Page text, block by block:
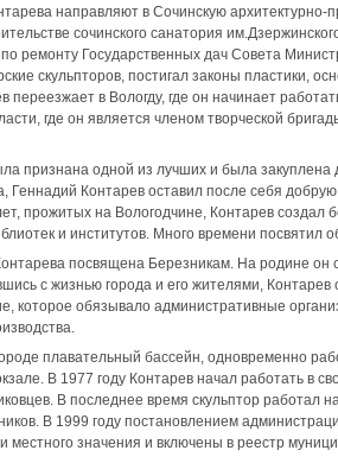
направляют в Сочинскую архитектурно-
сочинского санатория
ремонту Государственных дач Совета
скульпторов, постигал законы пластики,
переезжает в Вологду, где он начинает
где он является членом творческой
признана одной из лучших и была
Геннадий Контарев оставил после себя
прожитых на Вологодчине, Контарев
и институтов. Много времени посвятил
посвящена Березникам. На родине он
с жизнью города и его жителями, Контарев
которое обязывало административные
плавательный бассейн, одновременно
В 1977 году Контарев начал работать в
В последнее время скульптор работал
В 1999 году постановлением
значения и включены в реестр